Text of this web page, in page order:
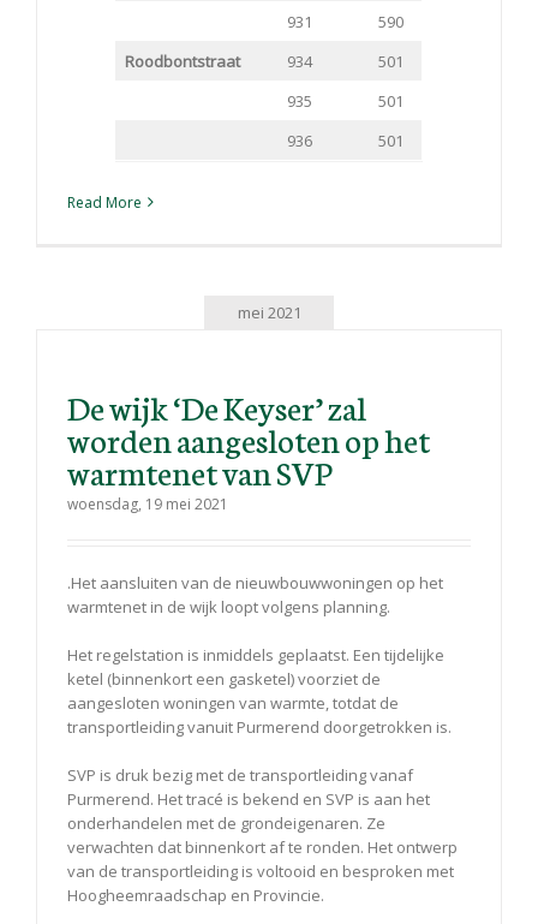
931
590
Roodbontstraat
934
501
935
501
936
501
Read More
mei 2021
De wijk ‘De Keyser’ zal
worden aangesloten op het
warmtenet van SVP
woensdag, 19 mei 2021
.Het aansluiten van de nieuwbouwwoningen op het
warmtenet in de wijk loopt volgens planning.
Het regelstation is inmiddels geplaatst. Een tijdelijke
ketel (binnenkort een gasketel) voorziet de
aangesloten woningen van warmte, totdat de
transportleiding vanuit Purmerend doorgetrokken is.
SVP is druk bezig met de transportleiding vanaf
Purmerend. Het tracé is bekend en SVP is aan het
onderhandelen met de grondeigenaren. Ze
verwachten dat binnenkort af te ronden. Het ontwerp
van de transportleiding is voltooid en besproken met
Hoogheemraadschap en Provincie.